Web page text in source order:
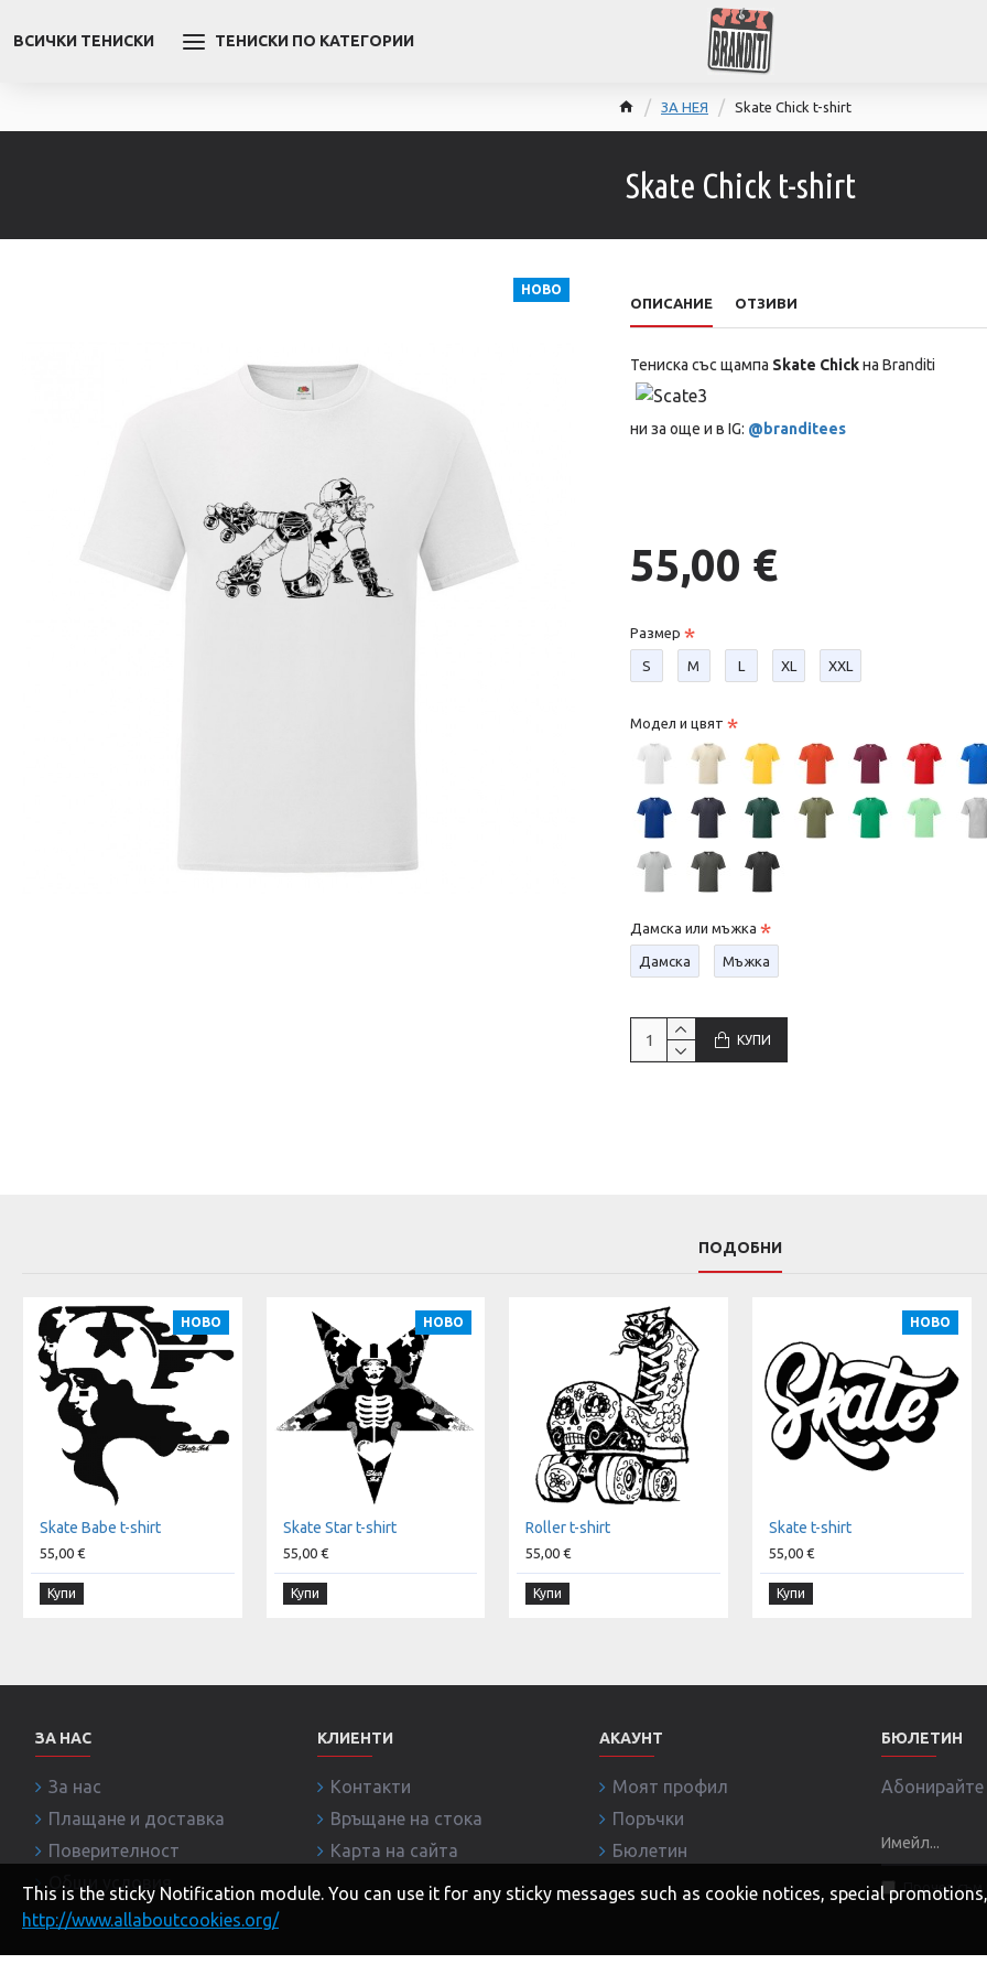
ВСИЧКИ ТЕНИСКИ ТЕНИСКИ ПО КАТЕГОРИИ
ЗА НЕЯ Skate Chick t-shirt
Skate Chick t-shirt
НОВО
ОПИСАНИЕ ОТЗИВИ
Тениска със щампа Skate Chickна Branditi
ни за още и в IG: @branditees
55,00 €
Размер
S М L XL XXL
Модел и цвят
Дамска или мъжка
Дамска Мъжка
КУПИ
ПОДОБНИ
НОВО
Skate Babe t-shirt
55,00 €
Купи
НОВО
Skate Star t-shirt
55,00 €
Купи
Roller t-shirt
55,00 €
Купи
НОВО
Skate t-shirt
55,00 €
Купи
ЗА НАС
За нас
Плащане и доставка
Поверителност
Общи условия
КЛИЕНТИ
Контакти
Връщане на стока
Карта на сайта
АКАУНТ
Моят профил
Поръчки
Бюлетин
БЮЛЕТИН
Абонирайте
Прочел съм
This is the sticky Notification module. You can use it for any sticky messages such as cookie notices, special
http://www.allaboutcookies.org/